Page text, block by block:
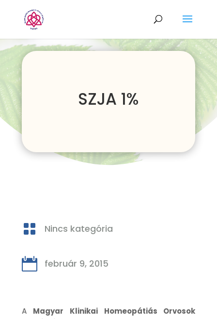
SZJA 1%
 Nincs kategória
 február 9, 2015
A Magyar Klinikai Homeopátiás Orvosok